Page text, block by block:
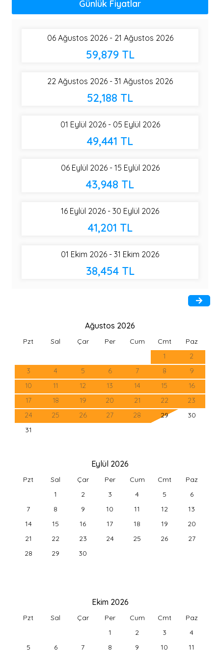
Günlük Fiyatlar
06 Ağustos 2026 - 21 Ağustos 2026
59,879 TL
22 Ağustos 2026 - 31 Ağustos 2026
52,188 TL
01 Eylül 2026 - 05 Eylül 2026
49,441 TL
06 Eylül 2026 - 15 Eylül 2026
43,948 TL
16 Eylül 2026 - 30 Eylül 2026
41,201 TL
01 Ekim 2026 - 31 Ekim 2026
38,454 TL
Ağustos 2026
Pzt Sal Çar Per Cum Cmt
Paz
1
2
3
4 5 6 7 8
9
10
11 12 13 14 15
16
17
18 19 20 21 22
23
24
25 26 27 28 29
30
31
Eylül 2026
Pzt Sal Çar Per Cum Cmt
Paz
1
2 3 4 5
6
7
8 9 10 11 12
13
14
15 16 17 18 19
20
21
22 23 24 25 26
27
28
29 30
Ekim 2026
Pzt Sal Çar Per Cum Cmt
Paz
1
2 3
4
5
6 7 8 9 10
11